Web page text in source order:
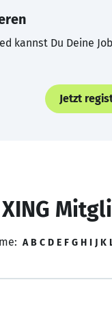
kannst Du Deine
Jetzt
A B C D E F G H I J K